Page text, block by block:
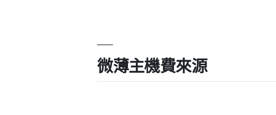
微薄主機費來源